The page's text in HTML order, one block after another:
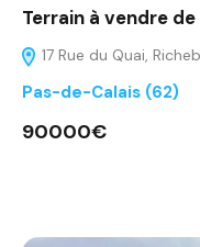
Terrain à vendre
17 Rue du Quai,
Pas-de-Calais (62)
90000€